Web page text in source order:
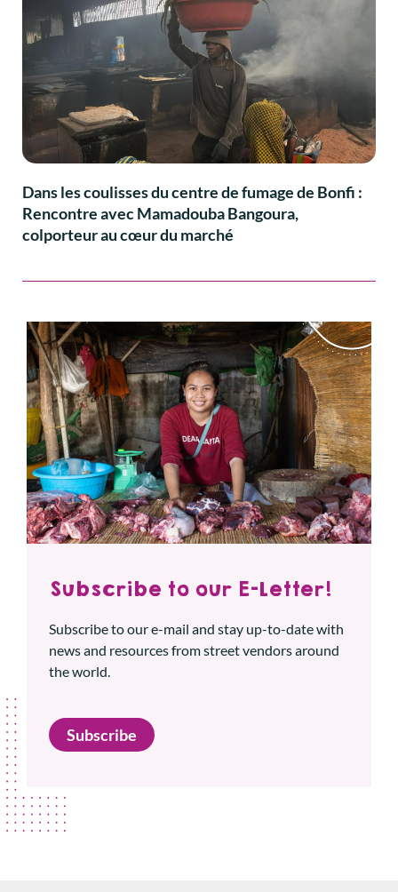
Dans les coulisses du centre de fumage de Bonfi :
Rencontre avec Mamadouba Bangoura,
colporteur au cœur du marché
Subscribe to our E-Letter!
Subscribe to our e-mail and stay up-to-date with
news and resources from street vendors around
the world.
Subscribe